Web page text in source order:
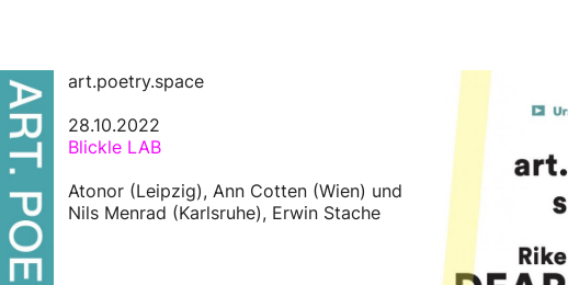
art.poetry.space
28.10.2022
Blickle LAB
Atonor (Leipzig), Ann Cotten (Wien) und
Nils Menrad (Karlsruhe), Erwin Stache